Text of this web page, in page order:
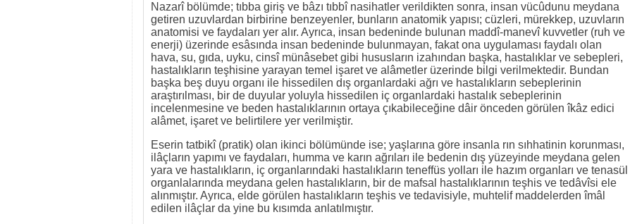
Nazarî bölümde; tıbba giriş ve bâzı tıbbî nasihatler verildikten sonra, insan vücûdunu meydana
getiren uzuvlardan birbirine benzeyenler, bunların anatomik yapısı; cüzleri, mürekkep, uzuvların
anatomisi ve faydaları yer alır. Ayrıca, insan bedeninde bulunan maddî-manevî kuvvetler (ruh ve
enerji) üzerinde esâsında insan bedeninde bulunmayan, fakat ona uygulaması faydalı olan
hava, su, gıda, uyku, cinsî münâsebet gibi hususların izahından başka, hastalıklar ve sebepleri,
hastalıkların teşhisine yarayan temel işaret ve alâmetler üzerinde bilgi verilmektedir. Bundan
başka beş duyu organı ile hissedilen dış organlardaki ağrı ve hastalıkların sebeplerinin
araştırılması, bir de duyular yoluyla hissedilen iç organlardaki hastalık sebeplerinin
incelenmesine ve beden hastalıklarının ortaya çıkabileceğine dâir önceden görülen îkâz edici
alâmet, işaret ve belirtilere yer verilmiştir.
Eserin tatbikî (pratik) olan ikinci bölümünde ise; yaşlarına göre insanla rın sıhhatinin korunması,
ilâçların yapımı ve faydaları, humma ve karın ağrıları ile bedenin dış yüzeyinde meydana gelen
yara ve hastalıkların, iç organlarındaki hastalıkların teneffüs yolları ile hazım organları ve tenasül
organlalarında meydana gelen hastalıkların, bir de mafsal hastalıklarının teşhis ve tedâvîsi ele
alınmıştır. Ayrıca, elde görülen hastalıkların teşhis ve tedavisiyle, muhtelif maddelerden îmâl
edilen ilâçlar da yine bu kısımda anlatılmıştır.